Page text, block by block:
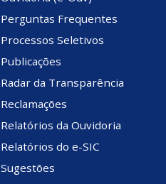
Perguntas Frequentes
Processos Seletivos
Publicações
Radar da Transparência
Reclamações
Relatórios da Ouvidoria
Relatórios do e-SIC
Sugestões